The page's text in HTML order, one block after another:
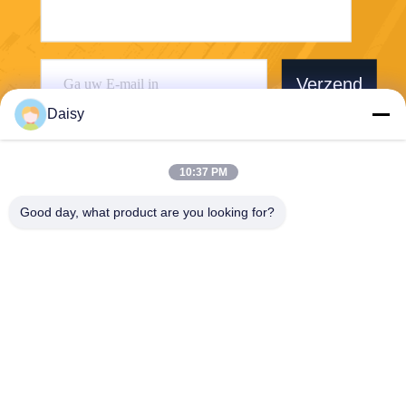
Verzend
Daisy
10:37 PM
Good day, what product are you looking for?